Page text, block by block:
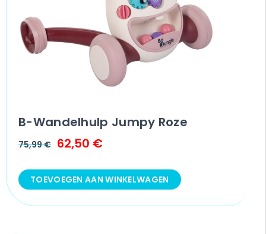
B-Wandelhulp Jumpy Roze
75,99€ 62,50 €
TOEVOEGEN AAN WINKELWAGEN